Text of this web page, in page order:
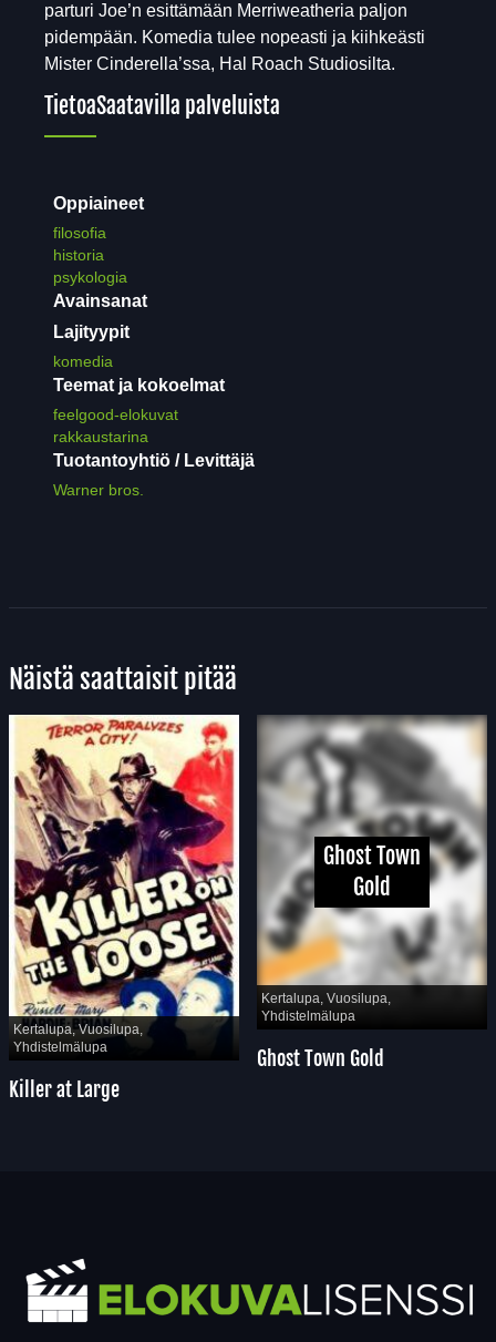
parturi Joe’n esittämään Merriweatheria paljon
pidempään. Komedia tulee nopeasti ja kiihkeästi
Mister Cinderella’ssa, Hal Roach Studiosilta.
TietoaSaatavilla palveluista
Oppiaineet
filosofia
historia
psykologia
Avainsanat
Lajityypit
komedia
Teemat ja kokoelmat
feelgood-elokuvat
rakkaustarina
Tuotantoyhtiö / Levittäjä
Warner bros.
Näistä saattaisit pitää
Kertalupa, Vuosilupa,
Yhdistelmälupa
Killer at Large
Ghost Town
Gold
Kertalupa, Vuosilupa,
Yhdistelmälupa
Ghost Town Gold